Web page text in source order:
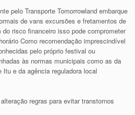
pelo Transporte Tomorrowland embarque
de vans excursões e fretamentos de
risco financeiro isso pode comprometer
Como recomendação imprescindível
pelo próprio festival ou
às normas municipais como as da
e da agência reguladora local
regras para evitar transtornos